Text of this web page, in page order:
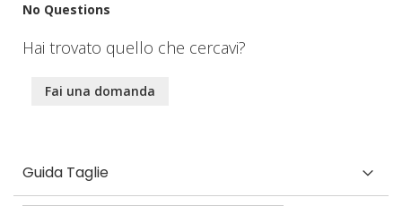
No Questions
Hai trovato quello che cercavi?
Fai una domanda
Guida Taglie